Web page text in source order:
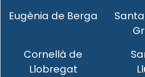
Eugènia de Berga
Cornellà de
Llobregat